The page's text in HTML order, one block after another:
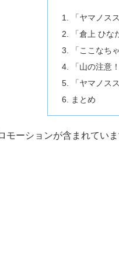
「ヤマノス
「倉上 ひな
「ここなち
「山の注意！
「ヤマノス
まとめ
モーションが含まれてい